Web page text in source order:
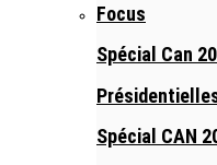
Focus
Spécial Can
Spécial CAN